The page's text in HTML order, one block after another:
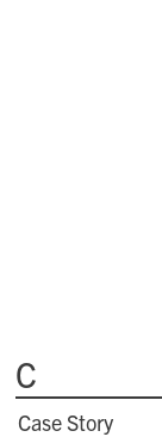
C
Case Story